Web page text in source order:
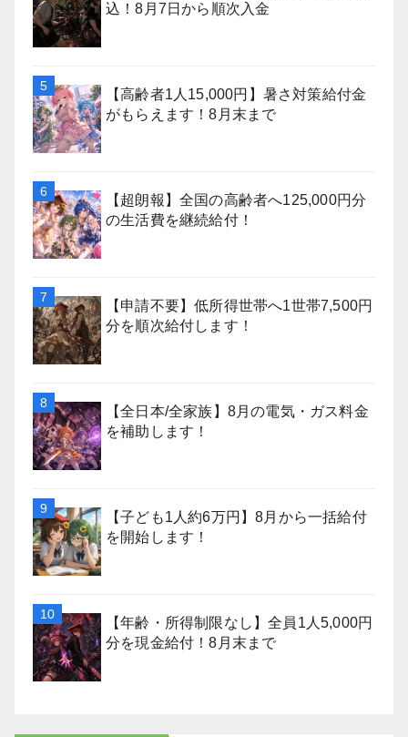
込！8月7日から順次入金
【高齢者1人15,000円】暑さ対策給付金
がもらえます！8月末まで
【超朗報】全国の高齢者へ125,000円分
の生活費を継続給付！
【申請不要】低所得世帯へ1世帯7,500円
分を順次給付します！
【全日本/全家族】8月の電気・ガス料金
を補助します！
【子ども1人約6万円】8月から一括給付
を開始します！
【年齢・所得制限なし】全員1人5,000円
分を現金給付！8月末まで